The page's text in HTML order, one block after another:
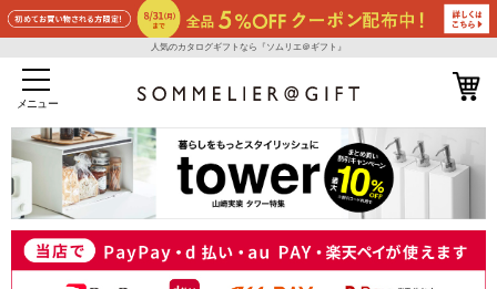
人気のカタログギフトなら『ソムリエ＠ギフト』
メニュー